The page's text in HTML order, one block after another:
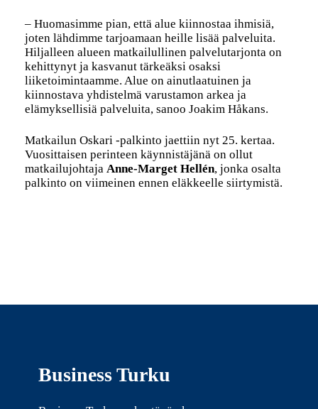
– Huomasimme pian, että alue kiinnostaa ihmisiä,
joten lähdimme tarjoamaan heille lisää palveluita.
Hiljalleen alueen matkailullinen palvelutarjonta on
kehittynyt ja kasvanut tärkeäksi osaksi
liiketoimintaamme. Alue on ainutlaatuinen ja
kiinnostava yhdistelmä varustamon arkea ja
elämyksellisiä palveluita, sanoo Joakim Håkans.
Matkailun Oskari -palkinto jaettiin nyt 25. kertaa.
Vuosittaisen perinteen käynnistäjänä on ollut
matkailujohtaja Anne-Marget Hellén, jonka osalta
palkinto on viimeinen ennen eläkkeelle siirtymistä.
Business Turku